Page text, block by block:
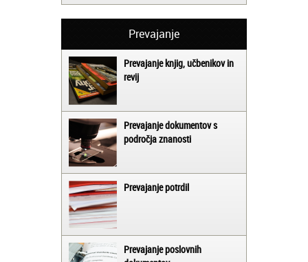
Prevajanje
Prevajanje knjig, učbenikov in
revij
Prevajanje dokumentov s
področja znanosti
Prevajanje potrdil
Prevajanje poslovnih